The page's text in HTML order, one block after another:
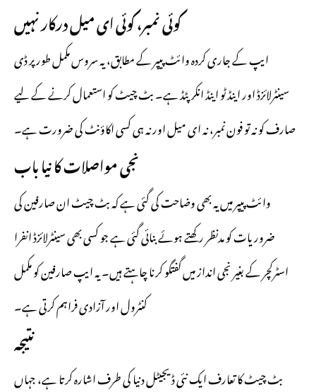
کوئی نمبر، کوئی ای میل درکار نہیں
ایپ کے جاری کردہ وائٹ پیپر کے مطابق، یہ سروس مکمل طور پر ڈی
سینٹرلائزڈ اور اینڈ ٹو اینڈ انکرپٹڈ ہے۔ بٹ چیٹ کو استعمال کرنے کے لیے
صارف کو نہ تو فون نمبر، نہ ای میل اور نہ ہی کسی اکاؤنٹ کی ضرورت ہے۔
نجی مواصلات کا نیا باب
وائٹ پیپر میں یہ بھی وضاحت کی گئی ہے کہ بٹ چیٹ ان صارفین کی
ضروریات کو مدنظر رکھتے ہوئے بنائی گئی ہے جو کسی بھی سینٹرلائزڈ انفرا
اسٹرکچر کے بغیر نجی انداز میں گفتگو کرنا چاہتے ہیں۔ یہ ایپ صارفین کو مکمل
کنٹرول اور آزادی فراہم کرتی ہے۔
نتیجہ
بٹ چیٹ کا تعارف ایک نئی ڈیجیٹل دنیا کی طرف اشارہ کرتا ہے، جہاں